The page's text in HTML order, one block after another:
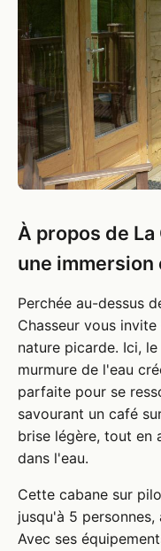
À propos de
une immersion
Perchée au-dessus
Chasseur vous
nature picarde. Ici,
murmure de l'eau
parfaite pour se
savourant un café
brise légère, tout en
dans l'eau.
Cette cabane sur
jusqu'à 5
Avec ses